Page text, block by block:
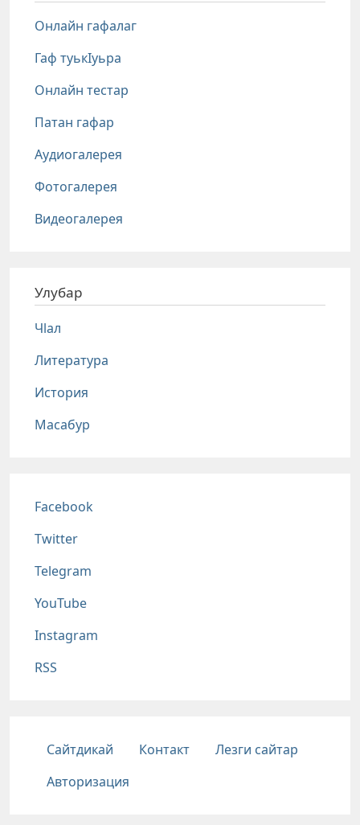
Онлайн гафалаг
Гаф туькIуьра
Онлайн тестар
Патан гафар
Аудиогалерея
Фотогалерея
Видеогалерея
Улубар
Чlал
Литература
История
Масабур
Соц сети
Facebook
Twitter
Telegram
YouTube
Instagram
RSS
Подвал
Сайтдикай Контакт
Лезги сайтар
Авторизация